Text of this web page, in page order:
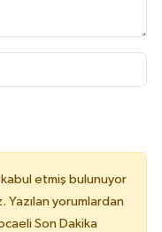
kabul etmiş bulunuyor
yorumlardan
Son Dakika